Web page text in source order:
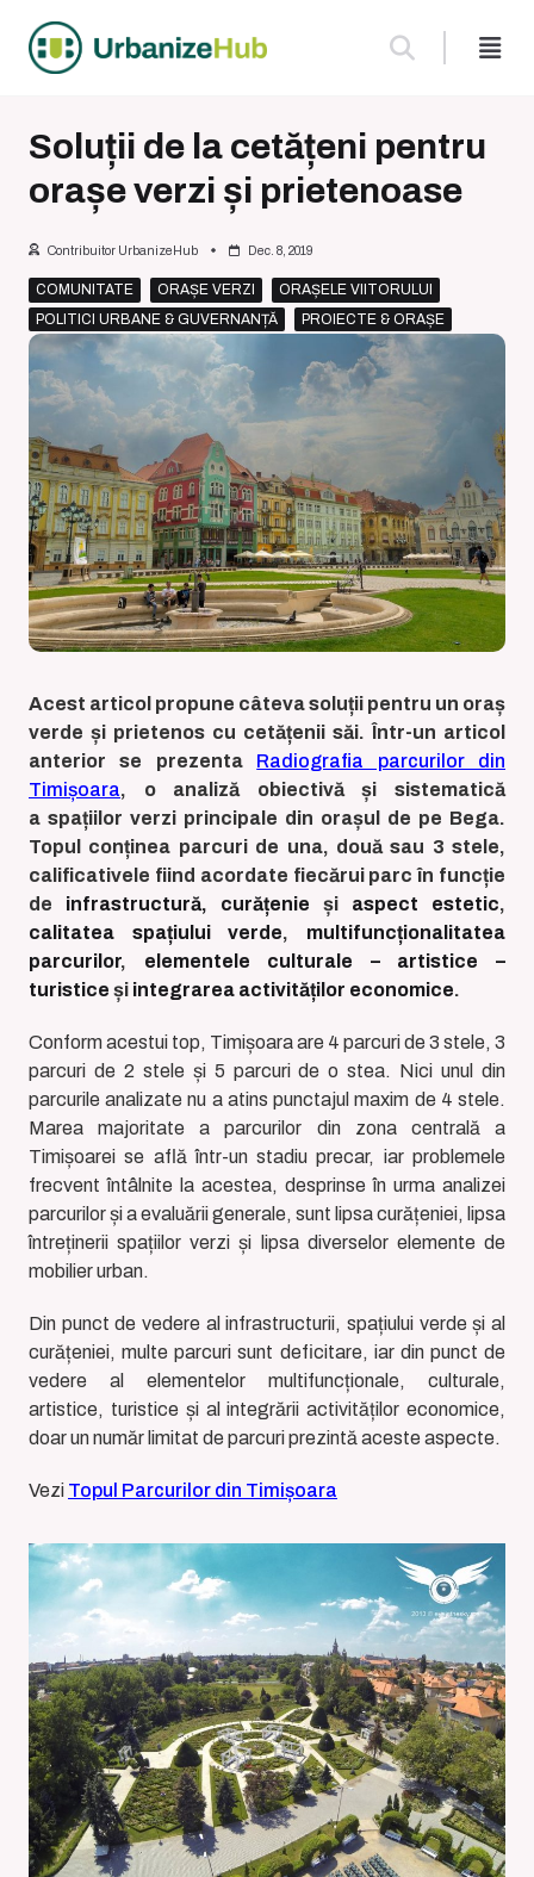
content
Soluții de la cetățeni pentru
orașe verzi și prietenoase
Contribuitor UrbanizeHub Dec. 8, 2019
COMUNITATE ORAȘE VERZI
ORAȘELE VIITORULUI
POLITICI URBANE & GUVERNANȚĂ
PROIECTE & ORAȘE
Acest articol propune câteva soluții pentru un oraș
verde și prietenos cu cetățenii săi. Într-un articol
anterior se prezenta Radiografia parcurilor din
Timișoara,
o analiză obiectivă și sistematică
a spațiilor verzi principale din orașul de pe Bega.
Topul conținea parcuri de una, două sau 3 stele,
calificativele fiind acordate fiecărui parc în funcție
de infrastructură, curățenie și aspect estetic,
calitatea spațiului verde, multifuncționalitatea
parcurilor, elementele culturale – artistice –
turistice și integrarea activităților economice.
Conform acestui top, Timișoara are 4 parcuri de 3 stele, 3
parcuri de 2 stele și 5 parcuri de o stea. Nici unul din
parcurile analizate nu a atins punctajul maxim de 4 stele.
Marea majoritate a parcurilor din zona centrală a
Timișoarei se află într-un stadiu precar, iar problemele
frecvent întâlnite la acestea, desprinse în urma analizei
parcurilor și a evaluării generale, sunt lipsa curățeniei, lipsa
întreținerii spațiilor verzi și lipsa diverselor elemente de
mobilier urban.
Din punct de vedere al infrastructurii, spațiului verde și al
curățeniei, multe parcuri sunt deficitare, iar din punct de
vedere al elementelor multifuncționale, culturale,
artistice, turistice și al integrării activităților economice,
doar un număr limitat de parcuri prezintă aceste aspecte.
Vezi Topul Parcurilor din Timișoara